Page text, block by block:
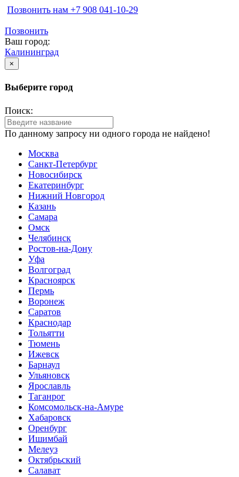
Позвонить нам ‪+7 908 041-10-29
Позвонить
Ваш город:
Калининград
×
Выберите город
Поиск:
По данному запросу ни одного города не найдено!
Москва
Санкт-Петербург
Новосибирск
Екатеринбург
Нижний Новгород
Казань
Самара
Омск
Челябинск
Ростов-на-Дону
Уфа
Волгоград
Красноярск
Пермь
Воронеж
Саратов
Краснодар
Тольятти
Тюмень
Ижевск
Барнаул
Ульяновск
Ярославль
Таганрог
Комсомольск-на-Амуре
Хабаровск
Оренбург
Ишимбай
Мелеуз
Октябрьский
Салават